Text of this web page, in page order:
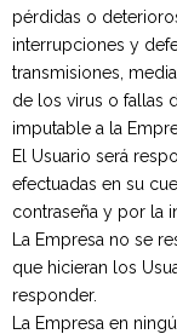
pérdidas o
interrupciones y
transmisiones,
de los virus o fallas
imputable a la
El Usuario será
efectuadas en su
contraseña y por la
La Empresa no se
que hicieran los
responder.
La Empresa en